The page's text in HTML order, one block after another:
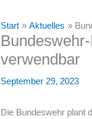
Start Aktuelles
verwendbar
September 29, 2023
Die Bundeswehr plant